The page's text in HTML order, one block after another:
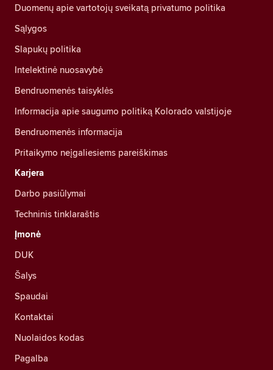
Duomenų apie vartotojų sveikatą privatumo politika
Sąlygos
Slapukų politika
Intelektinė nuosavybė
Bendruomenės taisyklės
Informacija apie saugumo politiką Kolorado valstijoje
Bendruomenės informacija
Pritaikymo neįgaliesiems pareiškimas
Karjera
Darbo pasiūlymai
Techninis tinklaraštis
Įmonė
DUK
Šalys
Spaudai
Kontaktai
Nuolaidos kodas
Pagalba